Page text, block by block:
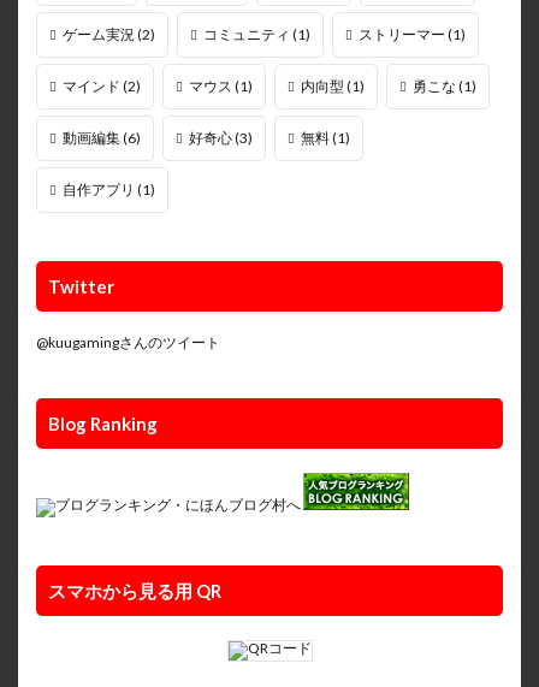
ゲーム実況(2) コミュニティ (1) ストリーマー (1)
マインド (2) マウス (1) 内向型 (1) 勇こな (1)
動画編集(6) 好奇心(3) 無料(1)
自作アプリ (1)
Twitter
@kuugamingさんのツイート
Blog Ranking
スマホから見る用 QR